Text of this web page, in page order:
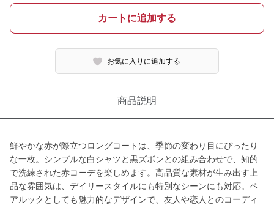
カートに追加する
お気に入りに追加する
商品説明
鮮やかな赤が際立つロングコートは、季節の変わり目にぴったり
な一枚。シンプルな白シャツと黒ズボンとの組み合わせで、知的
で洗練された赤コーデを楽しめます。高品質な素材が生み出す上
品な雰囲気は、デイリースタイルにも特別なシーンにも対応。ペ
アルックとしても魅力的なデザインで、友人や恋人とのコーディ